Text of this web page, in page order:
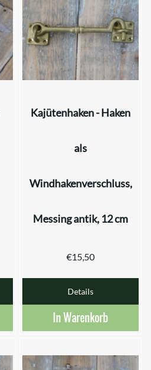
Kajütenhaken - Haken
als
Windhakenverschluss,
Messing antik, 12 cm
€15,50
Details
In Warenkorb